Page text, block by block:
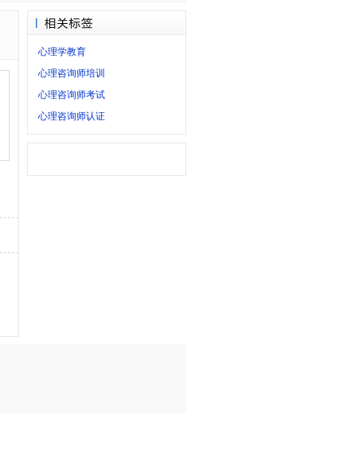
心理学教育
心理咨询师培训
心理咨询师考试
心理咨询师认证